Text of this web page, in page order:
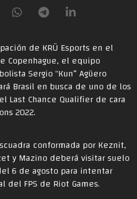
de KRÜ Esports en el
Copenhague, el equipo
Sergio “Kun” Agüero
Brasil en busca de uno de los
Last Chance Qualifier de cara
2022.
conformada por Keznit,
y Mazino deberá visitar suelo
6 de agosto para intentar
del FPS de Riot Games.